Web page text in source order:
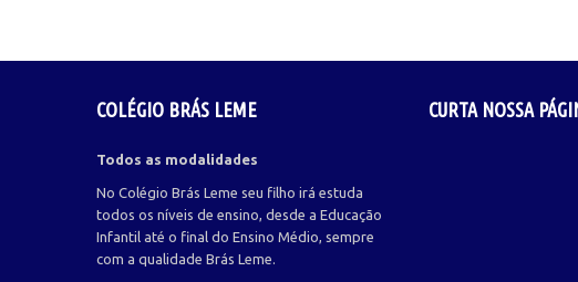
COLÉGIO BRÁS LEME
Todos as modalidades
No Colégio Brás Leme seu filho irá estuda
todos os níveis de ensino, desde a Educação
Infantil até o final do Ensino Médio, sempre
com a qualidade Brás Leme.
CURTA NOSSA